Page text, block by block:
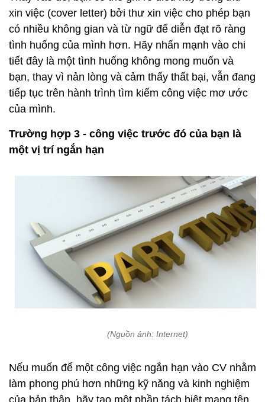
xin việc (cover letter) bởi thư xin việc cho phép bạn
có nhiều không gian và từ ngữ để diễn đạt rõ ràng
tình huống của mình hơn. Hãy nhấn mạnh vào chi
tiết đây là một tình huống không mong muốn và
bạn, thay vì nản lòng và cảm thấy thất bại, vẫn đang
tiếp tục trên hành trình tìm kiếm công việc mơ ước
của mình.
Trường hợp 3 - công việc trước đó của bạn là
một vị trí ngắn hạn
(Nguồn ảnh: Internet)
Nếu muốn để một công việc ngắn hạn vào CV nhằm
làm phong phú hơn những kỹ năng và kinh nghiệm
của bản thân, hãy tạo một phần tách biệt mang tên